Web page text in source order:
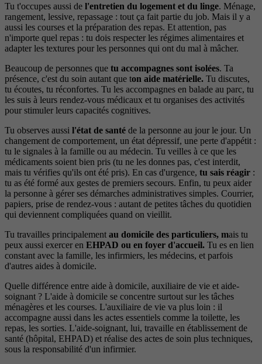
Tu t'occupes aussi de l'entretien du logement et du linge. Ménage,
rangement, lessive, repassage : tout ça fait partie du job. Mais il y a
aussi les courses et la préparation des repas. Et attention, pas
n'importe quel repas : tu dois respecter les régimes alimentaires et
adapter les textures pour les personnes qui ont du mal à mâcher.
Beaucoup de personnes que tu accompagnes sont isolées. Ta
présence, c'est du soin autant que ton aide matérielle. Tu discutes,
tu écoutes, tu réconfortes. Tu les accompagnes en balade au parc, tu
les suis à leurs rendez-vous médicaux et tu organises des activités
pour stimuler leurs capacités cognitives.
Tu observes aussi l'état de santé de la personne au jour le jour. Un
changement de comportement, un état dépressif, une perte d'appétit :
tu le signales à la famille ou au médecin. Tu veilles à ce que les
médicaments soient bien pris (tu ne les donnes pas, c'est interdit,
mais tu vérifies qu'ils ont été pris). En cas d'urgence, tu sais réagir :
tu as été formé aux gestes de premiers secours. Enfin, tu peux aider
la personne à gérer ses démarches administratives simples. Courrier,
papiers, prise de rendez-vous : autant de petites tâches du quotidien
qui deviennent compliquées quand on vieillit.
Tu travailles principalement au domicile des particuliers, mais tu
peux aussi exercer en EHPAD ou en foyer d'accueil. Tu es en lien
constant avec la famille, les infirmiers, les médecins, et parfois
d'autres aides à domicile.
Quelle différence entre aide à domicile, auxiliaire de vie et aide-
soignant ? L'aide à domicile se concentre surtout sur les tâches
ménagères et les courses. L'auxiliaire de vie va plus loin : il
accompagne aussi dans les actes essentiels comme la toilette, les
repas, les sorties. L'aide-soignant, lui, travaille en établissement de
santé (hôpital, EHPAD) et réalise des actes de soin plus techniques,
sous la responsabilité d'un infirmier.